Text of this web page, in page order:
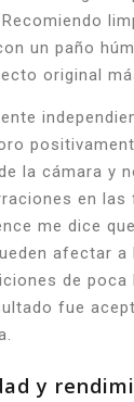
un paño
original
la cámara y
en
me dice
afectar a
de poca
fue
y